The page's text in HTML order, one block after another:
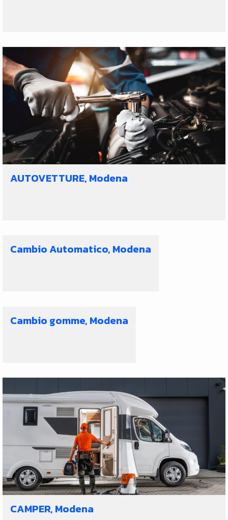
AUTOVETTURE, Modena
Cambio Automatico, Modena
Cambio gomme, Modena
CAMPER, Modena